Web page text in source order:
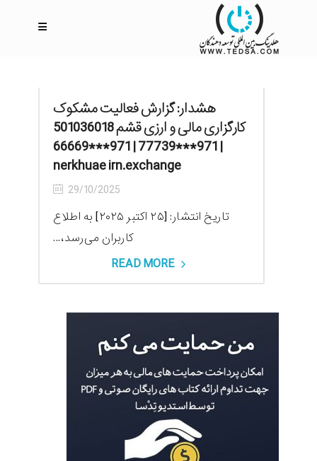
هشدار: گزارش فعالیت مشکوک
کارگزاری مالی و ارزی قشم 501036018
| 971***77739 | 971***66669
nerkhuae irn.exchange
29/10/2025
تاریخ انتشار: [۲۵ اکتبر ۲۰۲۵] به اطلاع
کاربران می‌رسد،...
READ MORE